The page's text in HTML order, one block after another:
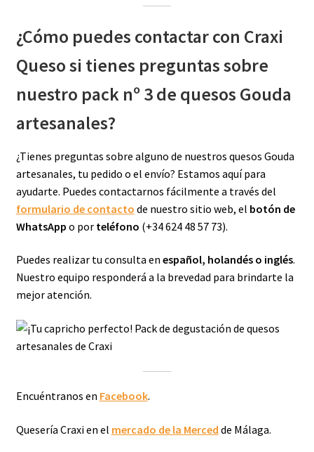
¿Cómo puedes contactar con Craxi
Queso si tienes preguntas sobre
nuestro pack nº 3 de quesos Gouda
artesanales?
¿Tienes preguntas sobre alguno de nuestros quesos Gouda
artesanales, tu pedido o el envío? Estamos aquí para
ayudarte. Puedes contactarnos fácilmente a través del
formulario de contacto de nuestro sitio web, el botón de
WhatsApp o por teléfono (+34 624 48 57 73).
Puedes realizar tu consulta en español, holandés o inglés.
Nuestro equipo responderá a la brevedad para brindarte la
mejor atención.
Encuéntranos en Facebook.
Quesería Craxi en el mercado de la Merced de Málaga.